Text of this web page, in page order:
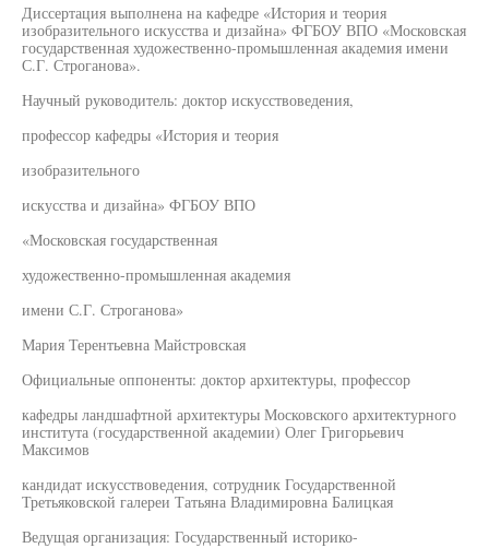
Диссертация выполнена на кафедре «История и теория
изобразительного искусства и дизайна» ФГБОУ ВПО «Московская
государственная художественно-промышленная академия имени
С.Г. Строганова».
Научный руководитель: доктор искусствоведения,
профессор кафедры «История и теория
изобразительного
искусства и дизайна» ФГБОУ ВПО
«Московская государственная
художественно-промышленная академия
имени С.Г. Строганова»
Мария Терентьевна Майстровская
Официальные оппоненты: доктор архитектуры, профессор
кафедры ландшафтной архитектуры Московского архитектурного
института (государственной академии) Олег Григорьевич
Максимов
кандидат искусствоведения, сотрудник Государственной
Третьяковской галереи Татьяна Владимировна Балицкая
Ведущая организация: Государственный историко-